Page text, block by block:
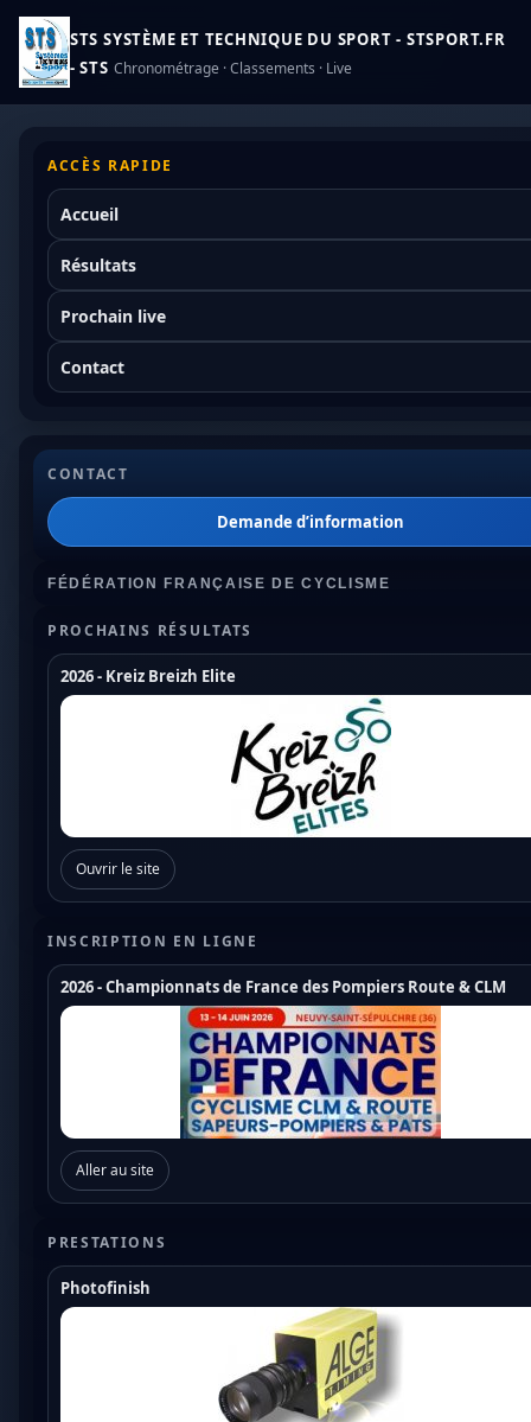
STS SYSTÈME ET TECHNIQUE DU SPORT - STSPORT.FR
- STS Chronométrage · Classements · Live
ACCÈS RAPIDE
Accueil
Résultats
Prochain live
Contact
CONTACT
Demande d’information
FÉDÉRATION FRANÇAISE DE CYCLISME
Championnats de France
Coupe de France Cyclo Cross
Coupe de France N2
Coupe de France N3
Coupe de France U17
Coupe de France U19
Trophée de France
PROCHAINS RÉSULTATS
2026 - Kreiz Breizh Elite
Ouvrir le site
INSCRIPTION EN LIGNE
2026 - Championnats de France des Pompiers Route & CLM
Aller au site
PRESTATIONS
Photofinish